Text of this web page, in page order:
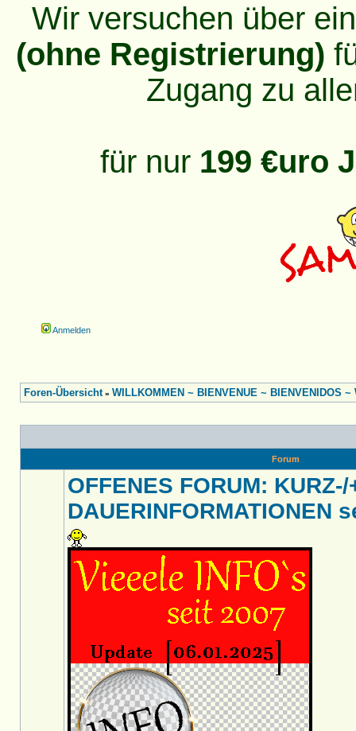
Wir versuchen über
(ohne Registrierung)
Zugang zu
für nur 199 €uro
Anmelden
Foren-Übersicht» WILLKOMMEN ~ BIENVENUE ~ BIENVENIDOS ~
Forum
OFFENES FORUM: KURZ-/
DAUERINFORMATIONEN